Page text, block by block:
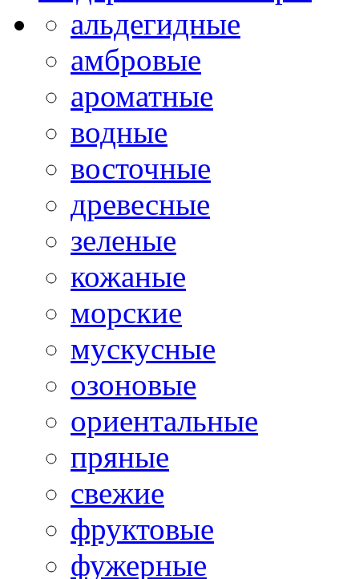
альдегидные
амбровые
ароматные
водные
восточные
древесные
зеленые
кожаные
морские
мускусные
озоновые
ориентальные
пряные
свежие
фруктовые
фужерные